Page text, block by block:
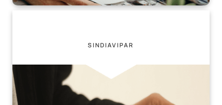
SINDIAVIPAR